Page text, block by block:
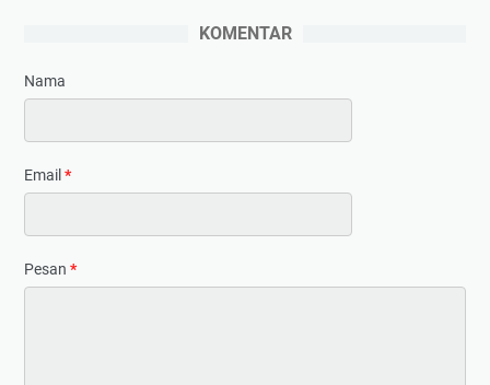
KOMENTAR
Nama
Email *
Pesan *